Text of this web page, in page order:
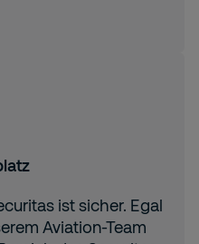
ist sicher. Egal
Aviation-Team